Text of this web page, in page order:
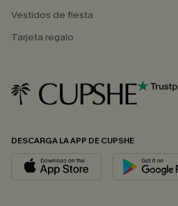
Vestidos de fiesta
Tarjeta regalo
DESCARGA LA APP DE CUPSHE